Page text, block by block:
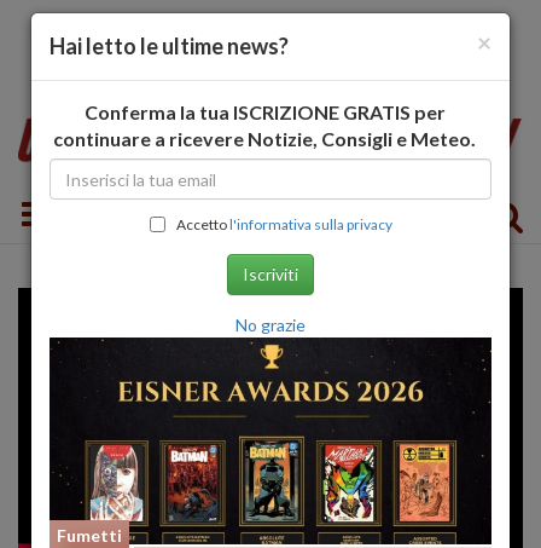
Toggle navigation
×
Hai letto le ultime news?
Conferma la tua ISCRIZIONE GRATIS per
continuare a ricevere Notizie, Consigli e Meteo.
Accettol'informativa sulla privacy
Iscriviti
No grazie
Fumetti